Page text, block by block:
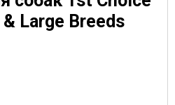
Large Breeds